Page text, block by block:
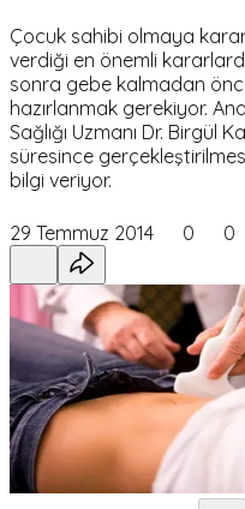
Çocuk sahibi olmaya
verdiği en önemli
sonra gebe kalmadan
hazırlanmak gerekiyor.
Sağlığı Uzmanı Dr. Birgül
süresince
bilgi veriyor.
29 Temmuz 2014 0 0